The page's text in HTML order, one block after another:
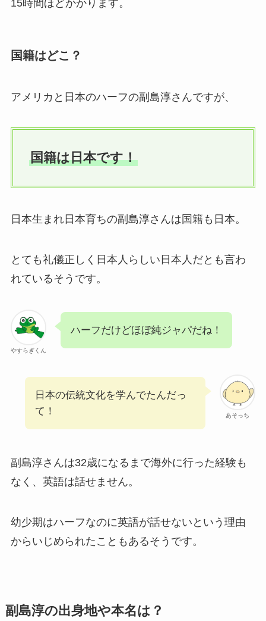
15時間ほどかかります。
国籍はどこ？
アメリカと日本のハーフの副島淳さんですが、
国籍は日本です！
日本生まれ日本育ちの副島淳さんは国籍も日本。
とても礼儀正しく日本人らしい日本人だとも言わ
れているそうです。
やすらぎくん
ハーフだけどほぼ純ジャパだね！
あそっち
日本の伝統文化を学んでたんだっ
て！
副島淳さんは32歳になるまで海外に行った経験も
なく、英語は話せません。
幼少期はハーフなのに英語が話せないという理由
からいじめられたこともあるそうです。
副島淳の出身地や本名は？